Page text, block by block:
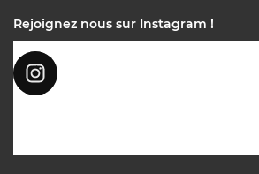
Rejoignez nous sur Instagram !